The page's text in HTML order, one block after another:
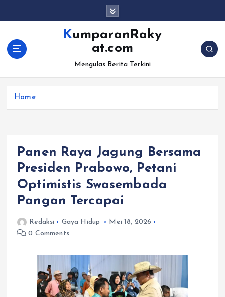
KumparanRaky
at.com
Mengulas Berita Terkini
Home
Panen Raya Jagung Bersama
Presiden Prabowo, Petani
Optimistis Swasembada
Pangan Tercapai
Redaksi Gaya Hidup
Mei 18, 2026
0 Comments